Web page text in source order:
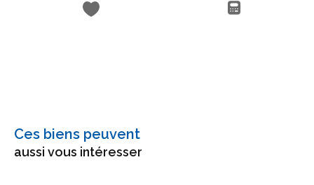
Ces biens peuvent
aussi vous intéresser